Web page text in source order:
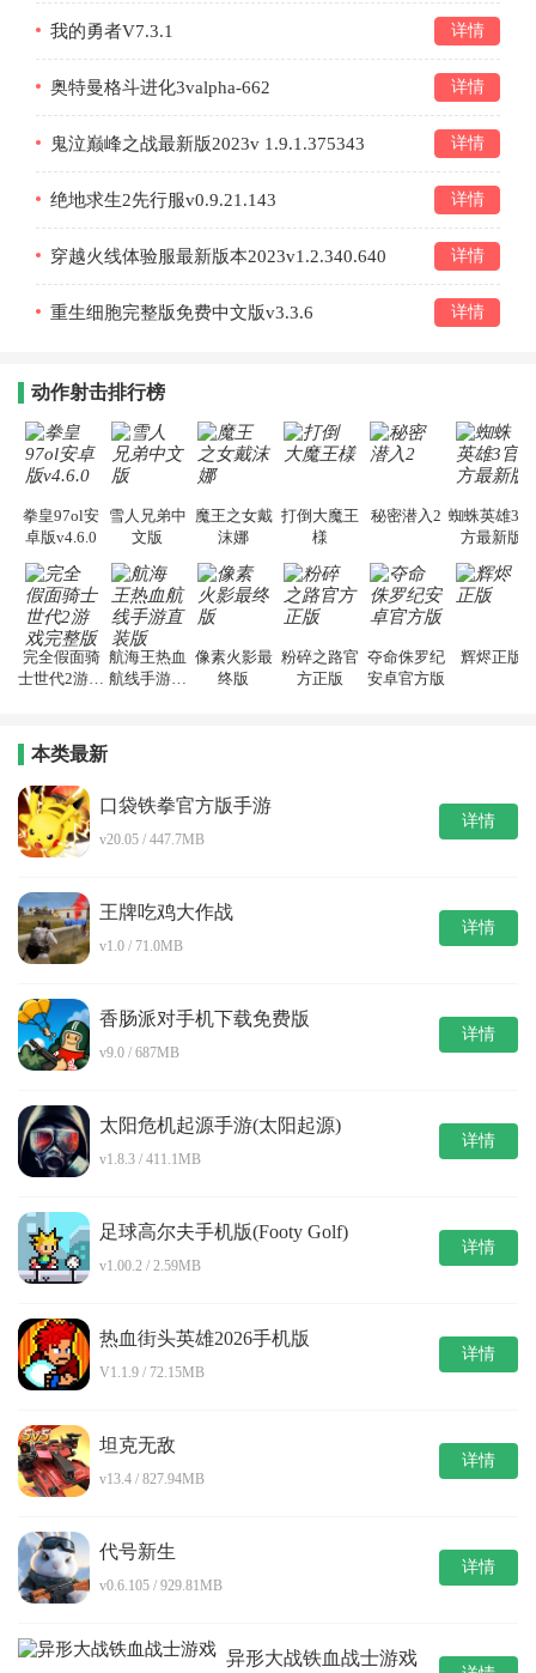
我的勇者V7.3.1 详情
奥特曼格斗进化3valpha-662 详情
鬼泣巅峰之战最新版2023v 1.9.1.375343 详情
绝地求生2先行服v0.9.21.143 详情
穿越火线体验服最新版本2023v1.2.340.640 详情
重生细胞完整版免费中文版v3.3.6 详情
动作射击排行榜
拳皇97ol安
卓版v4.6.0
雪人兄弟中
文版
魔王之女戴
沫娜
打倒大魔王
様
秘密潜入2 蜘蛛英雄3官
方最新版
完全假面骑
士世代2游戏
航海王热血
航线手游直
像素火影最
终版
粉碎之路官
方正版
夺命侏罗纪
安卓官方版
辉烬正版
本类最新
口袋铁拳官方版手游
v20.05 / 447.7MB
详情
王牌吃鸡大作战
v1.0 / 71.0MB
详情
香肠派对手机下载免费版
v9.0 / 687MB
详情
太阳危机起源手游(太阳起源)
v1.8.3 / 411.1MB
详情
足球高尔夫手机版(Footy Golf)
v1.00.2 / 2.59MB
详情
热血街头英雄2026手机版
V1.1.9 / 72.15MB
详情
坦克无敌
v13.4 / 827.94MB
详情
代号新生
v0.6.105 / 929.81MB
详情
异形大战铁血战士游戏